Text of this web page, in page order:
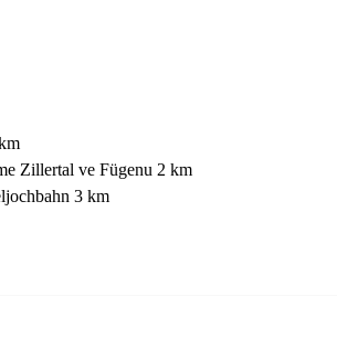
Zillertal ve Fügenu 2 km
3 km